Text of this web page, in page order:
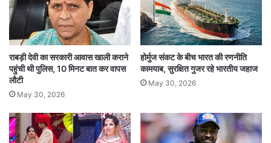
राबड़ी देवी का सरकारी आवास खाली कराने
पहुंची थी पुलिस, 10 मिनट बात कर वापस
लौटी
May 30, 2026
होर्मुज संकट के बीच भारत की रणनीति
कामयाब, सुरक्षित गुजर रहे भारतीय जहाज
May 30, 2026